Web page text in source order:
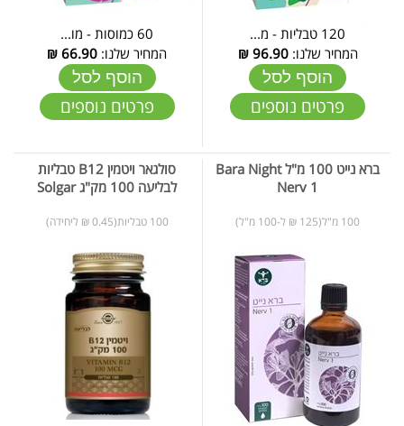
120 טבליות - מ...
המחיר שלנו:96.90
₪
הוסף לסל
פרטים נוספים
60 כמוסות - מו...
המחיר שלנו: 66.90
₪
הוסף לסל
פרטים נוספים
ברא נייט 100 מ"ל Bara Night
Nerv 1
100 מ"ל(125 ₪ ל-100 מ"ל)
סולגאר ויטמין B12 טבליות
לבליעה 100 מק"ג Solgar
100 טבליות(0.45 ₪ ליחידה)